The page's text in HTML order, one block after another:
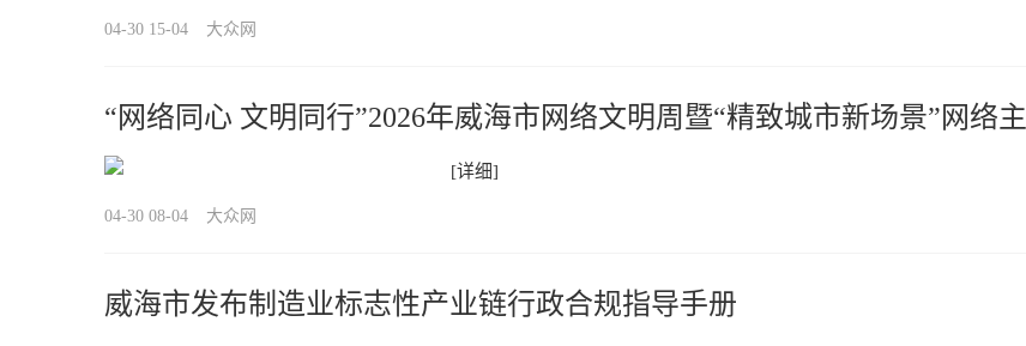
04-30 15-04 大众网
“网络同心 文明同行”2026年威海市网络文明周暨“精致城市新场景”网络主
题宣传活动启动
[详细]
04-30 08-04 大众网
威海市发布制造业标志性产业链行政合规指导手册